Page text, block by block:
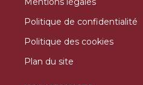
Politique de confidentialité
Politique des cookies
Plan du site